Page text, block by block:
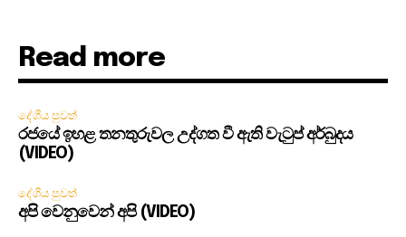
Read more
දේශීය පුවත්
රජයේ ඉහළ තනතුරුවල උද්ගත වී ඇති වැටුප් අර්බුදය
(VIDEO)
දේශීය පුවත්
අපි වෙනුවෙන් අපි (VIDEO)